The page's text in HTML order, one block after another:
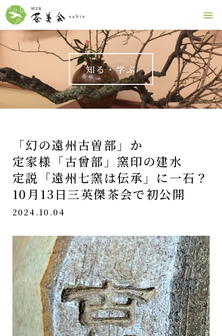
知る・学ぶ
「幻の遠州古曽部」か
定家様「古曾部」窯印の建水
定説「遠州七窯は伝承」に一石？
10月13日三英傑茶会で初公開
2024.10.04